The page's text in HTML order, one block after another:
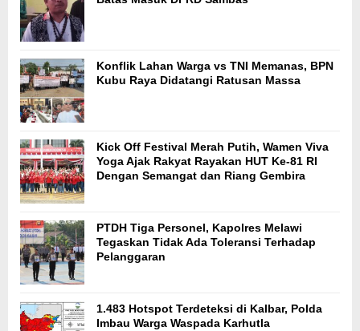
Konflik Lahan Warga vs TNI Memanas, BPN
Kubu Raya Didatangi Ratusan Massa
Kick Off Festival Merah Putih, Wamen Viva
Yoga Ajak Rakyat Rayakan HUT Ke-81 RI
Dengan Semangat dan Riang Gembira
PTDH Tiga Personel, Kapolres Melawi
Tegaskan Tidak Ada Toleransi Terhadap
Pelanggaran
1.483 Hotspot Terdeteksi di Kalbar, Polda
Imbau Warga Waspada Karhutla